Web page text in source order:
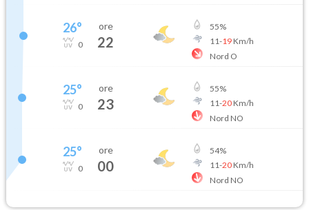
26°
0
ore
22
55%
11-19Km/h
Nord O
25°
0
ore
23
55%
11-20Km/h
Nord NO
25°
0
ore
00
54%
11-20Km/h
Nord NO